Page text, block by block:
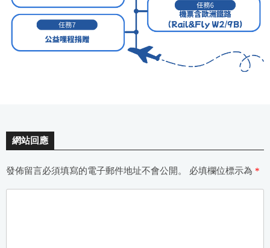
網站回應
發佈留言必須填寫的電子郵件地址不會公開。 必填欄位標示為 *